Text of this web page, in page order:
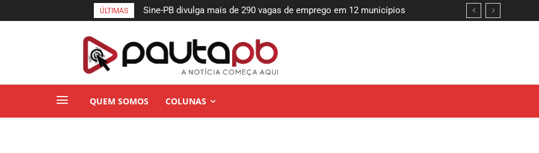
ÚLTIMAS
Debate: Cícero se destaca ao reforçar compromisso com a segurança
QUEM SOMOS COLUNAS